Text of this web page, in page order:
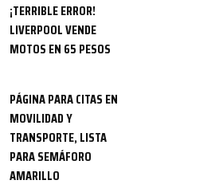
¡TERRIBLE ERROR!
LIVERPOOL VENDE
MOTOS EN 65 PESOS
PÁGINA PARA CITAS EN
MOVILIDAD Y
TRANSPORTE, LISTA
PARA SEMÁFORO
AMARILLO